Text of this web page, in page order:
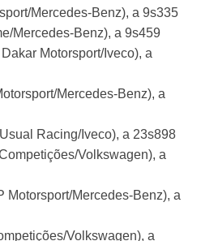
Mercedes-Benz), a 9s335
Mercedes-Benz), a 9s459
Motorsport/Iveco), a
Mercedes-Benz), a
Racing/Iveco), a 23s898
Volkswagen), a
Motorsport/Mercedes-Benz), a
Volkswagen), a